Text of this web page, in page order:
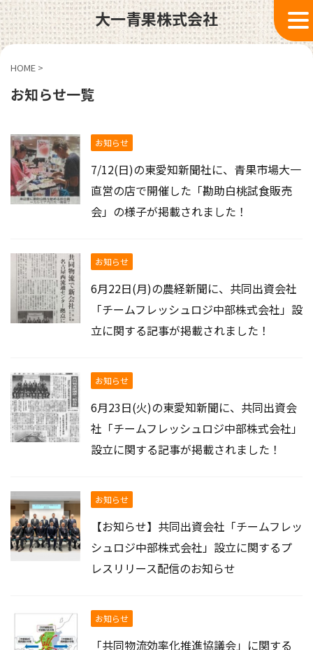
大一青果株式会社
HOME >
お知らせ一覧
お知らせ
7/12(日)の東愛知新聞社に、青果市場大一
直営の店で開催した「勘助白桃試食販売
会」の様子が掲載されました！
お知らせ
6月22日(月)の農経新聞に、共同出資会社
「チームフレッシュロジ中部株式会社」設
立に関する記事が掲載されました！
お知らせ
6月23日(火)の東愛知新聞に、共同出資会
社「チームフレッシュロジ中部株式会社」
設立に関する記事が掲載されました！
お知らせ
【お知らせ】共同出資会社「チームフレッ
シュロジ中部株式会社」設立に関するプ
レスリリース配信のお知らせ
お知らせ
「共同物流効率化推進協議会」に関する